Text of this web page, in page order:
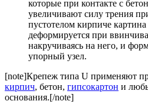
которые при контакте с
увеличивают силу трения
пустотелом кирпиче картина
деформируется при
накручиваясь на него, и
упорный узел.
[note]Крепеж типа U применяют
кирпич, бетон, гипсокартон и
основания.[/note]